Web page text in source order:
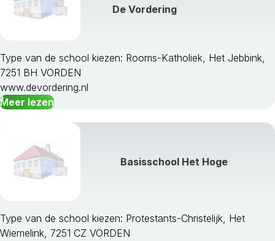
De Vordering
Type van de school kiezen: Rooms-Katholiek, Het Jebbink,
7251 BH VORDEN
www.devordering.nl
Meer lezen
Basisschool Het Hoge
Type van de school kiezen: Protestants-Christelijk, Het
Wiemelink, 7251 CZ VORDEN